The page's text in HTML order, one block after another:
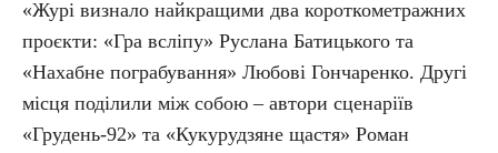
«Журі визнало найкращими два короткометражних
проєкти: «Гра всліпу» Руслана Батицького та
«Нахабне пограбування» Любові Гончаренко. Другі
місця поділили між собою – автори сценаріїв
«Грудень-92» та «Кукурудзяне щастя» Роман